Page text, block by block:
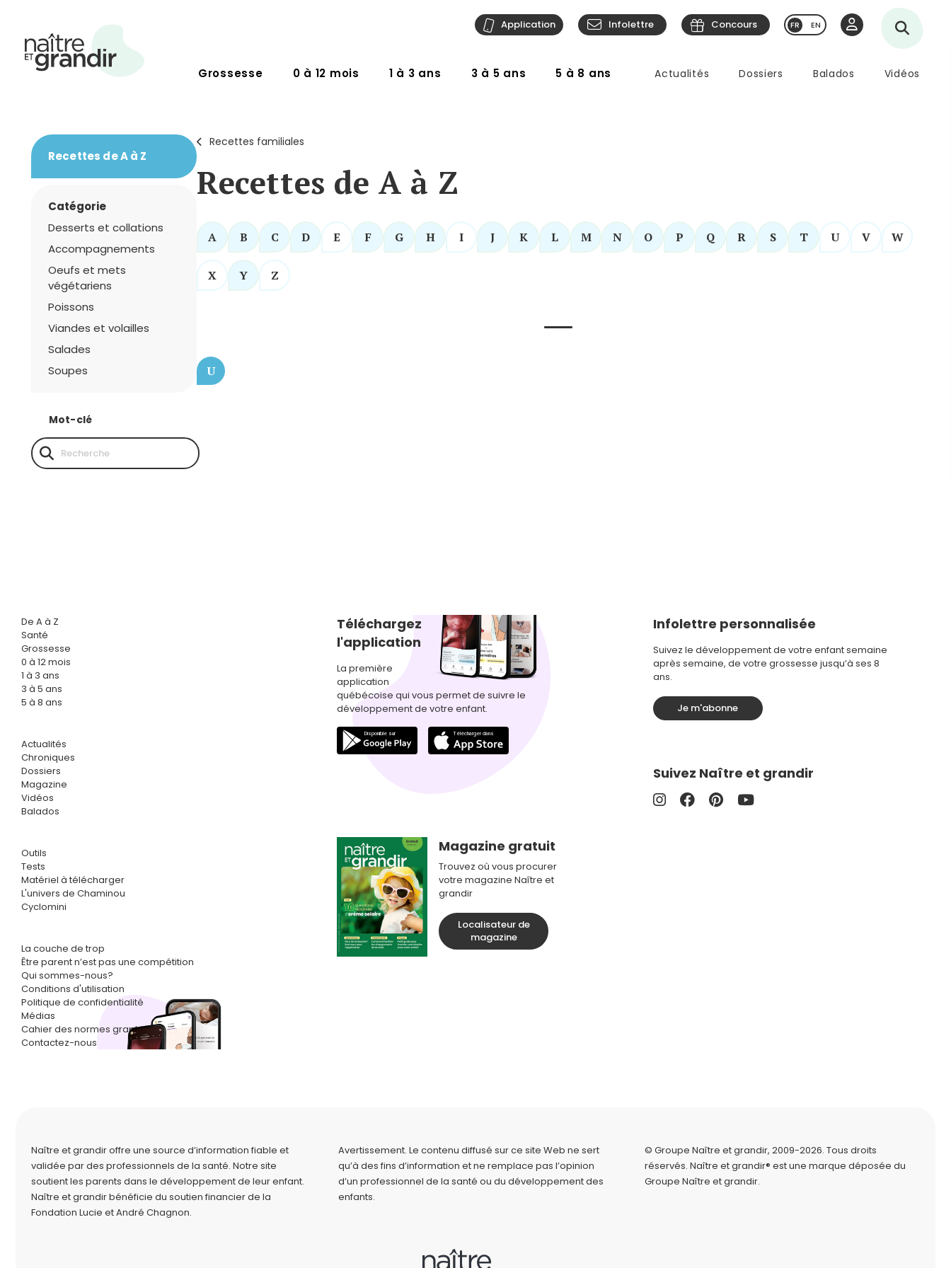
Grossesse 0 à 12 mois 1 à 3 ans 3 à 5 ans 5 à 8 ans Actualités Dossiers Balados Vidéos
Application Infolettre Concours EN
Recettes familiales
Recettes de A à Z
A B C D E F G H I J K L M N O P Q R S T U V W
X Y Z
U
Recettes de A à Z
Catégorie
Desserts et collations
Accompagnements
Oeufs et mets
végétariens
Poissons
Viandes et volailles
Salades
Soupes
Mot-clé
De A à Z
Santé
Grossesse
0 à 12 mois
1 à 3 ans
3 à 5 ans
5 à 8 ans
Actualités
Chroniques
Dossiers
Magazine
Vidéos
Balados
Outils
Tests
Matériel à télécharger
L'univers de Chaminou
Cyclomini
La couche de trop
Être parent n’est pas une compétition
Qui sommes-nous?
Conditions d'utilisation
Politique de confidentialité
Médias
Cahier des normes graphiques
Contactez-nous
Téléchargez
l'application
La première
application
québécoise qui vous permet de suivre le
développement de votre enfant.
Magazine gratuit
Trouvez où vous procurer
votre magazine Naître et
grandir
Localisateur de
magazine
Infolettre personnalisée
Suivez le développement de votre enfant semaine
après semaine, de votre grossesse jusqu’à ses 8
ans.
Je m'abonne
Suivez Naître et grandir
Naître et grandir offre une source d’information fiable et
validée par des professionnels de la santé. Notre site
soutient les parents dans le développement de leur enfant.
Naître et grandir bénéficie du soutien financier de la
Fondation Lucie et André Chagnon.
Avertissement. Le contenu diffusé sur ce site Web ne sert
qu’à des fins d’information et ne remplace pas l’opinion
d’un professionnel de la santé ou du développement des
enfants.
© Groupe Naître et grandir, 2009-2026. Tous droits
réservés. Naître et grandir® est une marque déposée du
Groupe Naître et grandir.